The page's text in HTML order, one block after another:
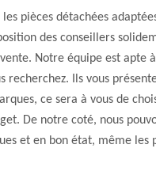
pièces détachées
des conseillers
Notre équipe est apte
recherchez. Ils vous
ce sera à vous de
De notre coté, nous
et en bon état, même les